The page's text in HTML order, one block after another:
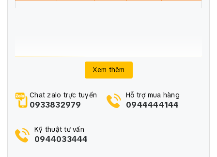
Xem thêm
Chat zalo trực tuyến
0933832979
Hỗ trợ mua hàng
0944444144
Kỹ thuật tư vấn
0944033444